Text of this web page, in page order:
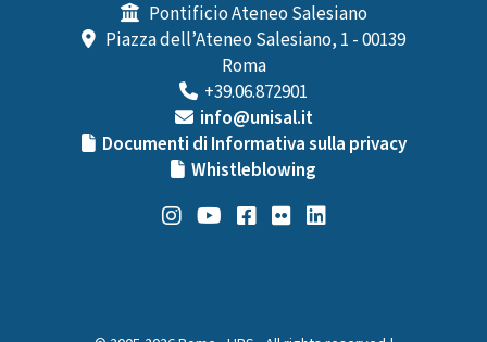
Pontificio Ateneo Salesiano
Piazza dell’Ateneo Salesiano, 1 - 00139
Roma
+39.06.872901
info@unisal.it
Documenti di Informativa sulla privacy
Whistleblowing